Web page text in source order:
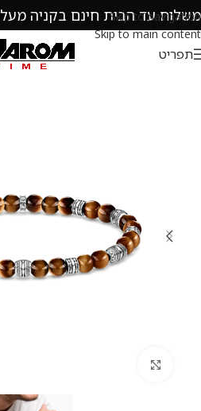
Skip to navigation
Skip to main content
משלוח עד הבית חינם בקניה מעל 299 ש״ח
תפריט